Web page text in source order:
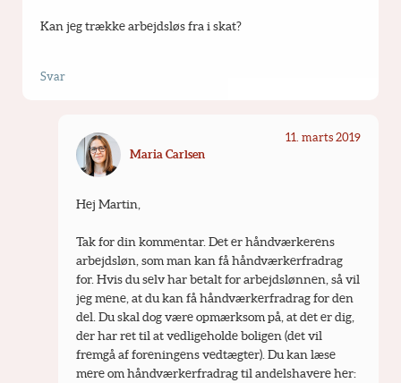
Kan jeg trække arbejdsløs fra i skat?
Svar
Maria Carlsen
11. marts 2019
Hej Martin,
Tak for din kommentar. Det er håndværkerens
arbejdsløn, som man kan få håndværkerfradrag
for. Hvis du selv har betalt for arbejdslønnen, så vil
jeg mene, at du kan få håndværkerfradrag for den
del. Du skal dog være opmærksom på, at det er dig,
der har ret til at vedligeholde boligen (det vil
fremgå af foreningens vedtægter). Du kan læse
mere om håndværkerfradrag til andelshavere her: